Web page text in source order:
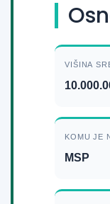
VIŠINA
KOMU JE
MSP